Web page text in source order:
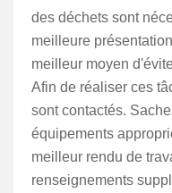
des déchets sont
meilleure
meilleur moyen
Afin de réaliser ces
sont contactés.
équipements
meilleur rendu de
renseignements